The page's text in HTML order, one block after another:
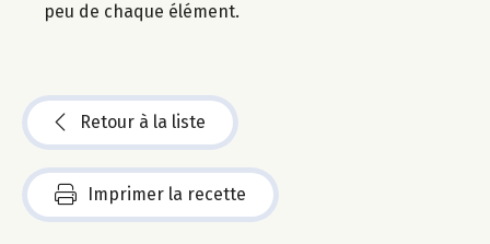
peu de chaque élément.
Retour à la liste
Imprimer la recette